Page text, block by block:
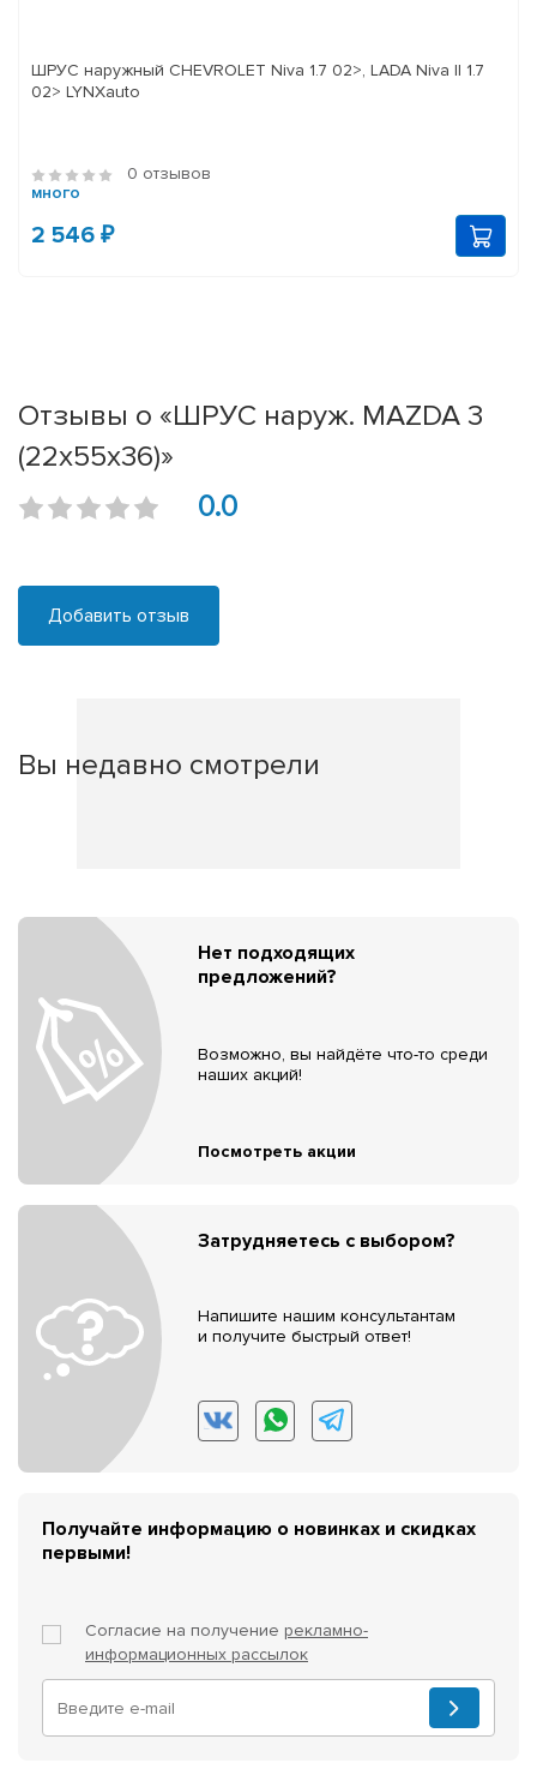
ШРУС наружный CHEVROLET Niva 1.7 02>, LADA Niva II 1.7
02> LYNXauto
0 отзывов
много
2 546 ₽
Отзывы о «ШРУС наруж. MAZDA 3
(22x55x36)»
0.0
Добавить отзыв
Вы недавно смотрели
Нет подходящих
предложений?
Возможно, вы найдёте что-то среди
наших акций!
Посмотреть акции
Затрудняетесь с выбором?
Напишите нашим консультантам
и получите быстрый ответ!
Получайте информацию о новинках и скидках
первыми!
Согласие на получение рекламно-
информационных рассылок